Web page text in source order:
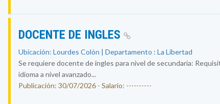
DOCENTE DE INGLES
Ubicación: Lourdes Colón | Departamento : La Libertad
Se requiere docente de ingles para nivel de secundaria:
idioma a nivel avanzado...
Publicación: 30/07/2026 - Salario: ----------